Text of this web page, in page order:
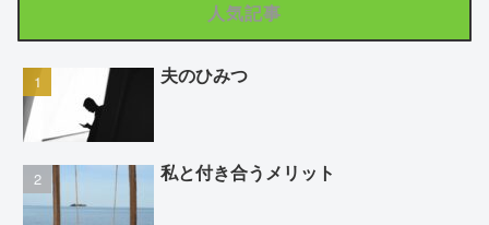
人気記事
夫のひみつ
私と付き合うメリット